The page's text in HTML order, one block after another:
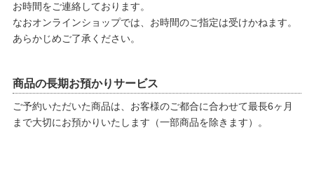
お時間をご連絡しております。
なおオンラインショップでは、お時間のご指定は受けかねます。
あらかじめご了承ください。
商品の長期お預かりサービス
ご予約いただいた商品は、お客様のご都合に合わせて最長6ヶ月
まで大切にお預かりいたします（一部商品を除きます）。